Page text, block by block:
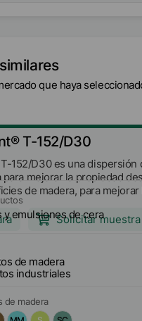
que haya
T-152/D30
152/D30 es una dispersión
para mejorar la propiedad
de madera, para mejorar
de las superficies de
temporal contra la
Solicitar muestra
y emulsiones de cera
de madera
industriales
de madera